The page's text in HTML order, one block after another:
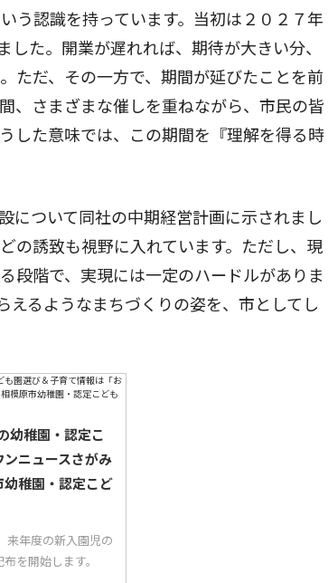
う認識を持っています。当初は２０２７年
た。開業が遅れれば、期待が大きい分、
ただ、その一方で、期間が延びたことを前
、さまざまな催しを重ねながら、市民の皆
した意味では、この期間を『理解を得る時
について同社の中期経営計画に示されまし
の誘致も視野に入れています。ただし、現
段階で、実現には一定のハードルがありま
えるようなまちづくりの姿を、市としてし
幼稚園・認定こ
ニュースさがみ
稚園・認定こど
来年度の新入園児の
を開始します。